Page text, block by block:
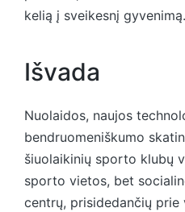
kelią į sveikesnį gyvenimą.
Išvada
Nuolaidos, naujos
bendruomeniškumo
šiuolaikinių sporto klubų
sporto vietos, bet
centrų, prisidedančių prie